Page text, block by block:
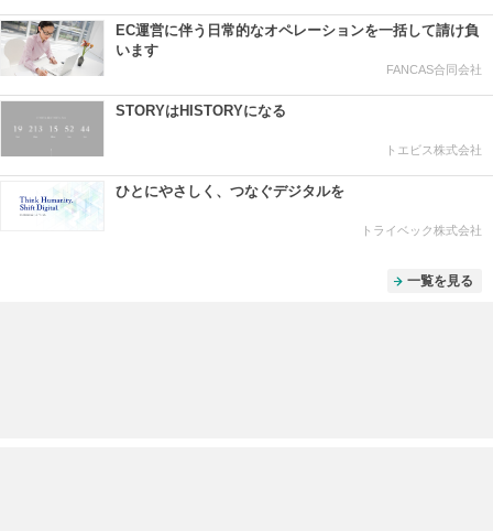
EC運営に伴う日常的なオペレーションを一括して請け負
います
FANCAS合同会社
STORYはHISTORYになる
トエビス株式会社
ひとにやさしく、つなぐデジタルを
トライベック株式会社
一覧を見る